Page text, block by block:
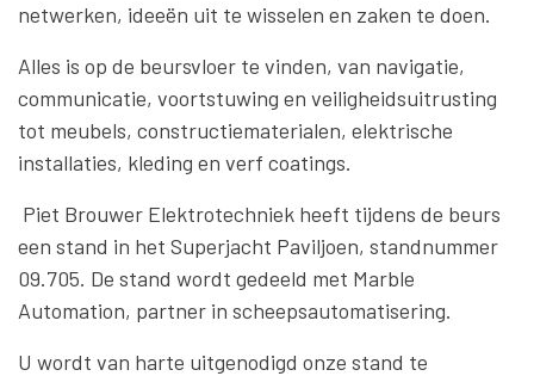
netwerken, ideeën uit te wisselen en zaken te doen.
Alles is op de beursvloer te vinden, van navigatie,
communicatie, voortstuwing en veiligheidsuitrusting
tot meubels, constructiematerialen, elektrische
installaties, kleding en verf coatings.
Piet Brouwer Elektrotechniek heeft tijdens de beurs
een stand in het Superjacht Paviljoen, standnummer
09.705. De stand wordt gedeeld met Marble
Automation, partner in scheepsautomatisering.
U wordt van harte uitgenodigd onze stand te